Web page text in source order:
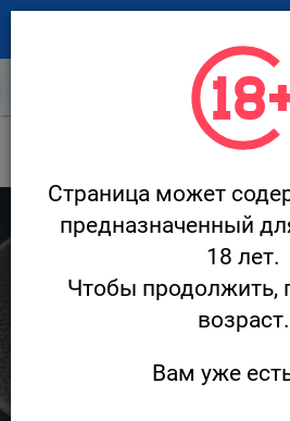
Новости ресторанов
БАТЛЕР / BUTLER
Butler стал
Страница может
предназначенный
18 лет.
Чтобы продолжить,
возраст.
Вам уже